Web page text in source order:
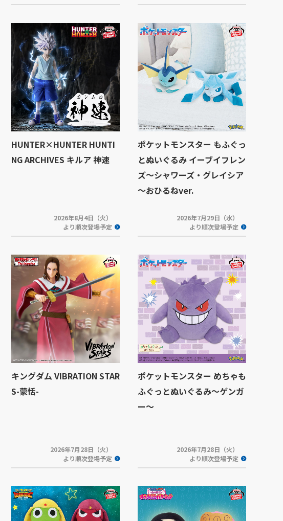
HUNTER×HUNTER HUNTI
NG ARCHIVES キルア 神速
2026年8月4日（火）
より順次登場予定
ポケットモンスター もふぐっ
とぬいぐるみ イーブイフレン
ズ～シャワーズ・グレイシア
～おひるねver.
2026年7月29日（水）
より順次登場予定
キングダム VIBRATION STAR
S-蒙恬-
2026年7月28日（火）
より順次登場予定
ポケットモンスター めちゃも
ふぐっとぬいぐるみ～ゲンガ
ー～
2026年7月28日（火）
より順次登場予定